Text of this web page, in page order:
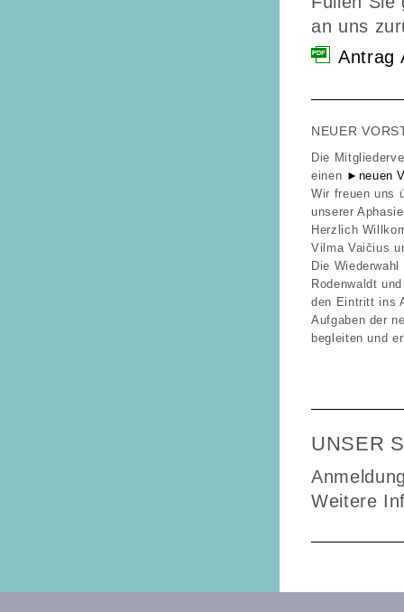
an uns
Antrag
NEUER
Die
einen ►neuen
Wir freuen uns
unserer
Herzlich
Vilma Vaičius
Die
Rodenwaldt
den Eintritt ins
Aufgaben der
begleiten und
UNSER
Weitere